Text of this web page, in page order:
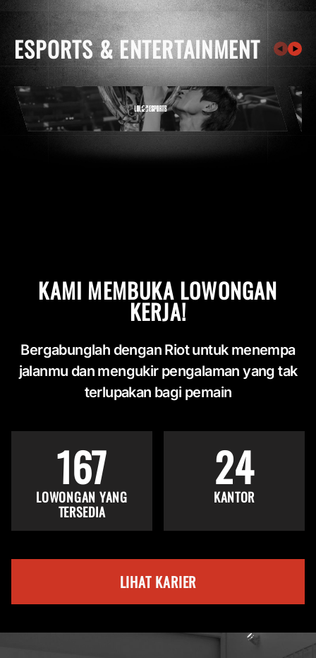
ESPORTS & ENTERTAINMENT
KAMI MEMBUKA LOWONGAN
KERJA!
Bergabunglah dengan Riot untuk menempa
jalanmu dan mengukir pengalaman yang tak
terlupakan bagi pemain
167
LOWONGAN YANG
TERSEDIA
24
KANTOR
LIHAT KARIER